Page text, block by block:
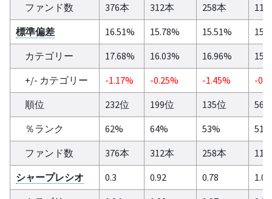
ファンド数
376本 312本 258本
110
標準偏差
16.51% 15.78% 15.51%
カテゴリー
17.68% 16.03% 16.96%
+/- カテゴリー
-1.17% -0.25% -1.45%
-
順位
232位 199位 135位
56
％ランク
62% 64% 53%
51%
ファンド数
376本 312本 258本
110
シャープレシオ
0.3 0.92 0.78
1.05